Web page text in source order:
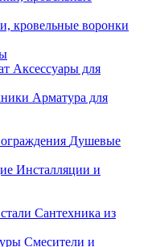
кровельные воронки
Аксессуары для
Арматура для
Душевые
Инсталляции и
Сантехника из
Смесители и